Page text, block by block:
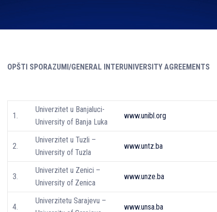
OPŠTI SPORAZUMI/GENERAL INTERUNIVERSITY AGREEMENTS
1.
Univerzitet u Banjaluci-
University of Banja Luka
www.unibl.org
2.
Univerzitet u Tuzli –
University of Tuzla
www.untz.ba
3.
Univerzitet u Zenici –
University of Zenica
www.unze.ba
4.
Univerzitetu Sarajevu –
www.unsa.ba